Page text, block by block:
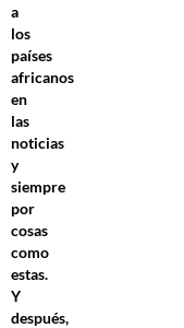
a
los
países
africanos
en
las
noticias
y
siempre
por
cosas
como
estas.
Y
después,